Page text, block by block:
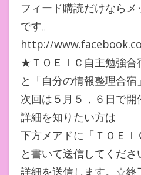
フィード購読だけなら
です。
http://
★ＴＯＥＩＣ自主勉強合
と「自分の情報整理合宿」
次回は５月５，６日で開
詳細を知りたい方は
下方メアドに「ＴＯＥＩ
と書いて送信してくださ
詳細を送信します。☆